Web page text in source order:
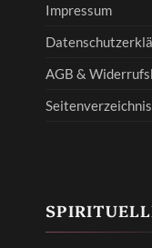
Impressum
AGB &
Seitenverzeichnis